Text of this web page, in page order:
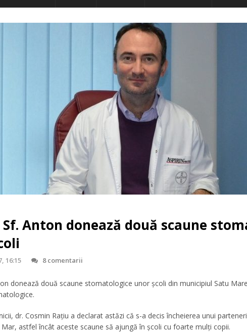
Anton donează două scaune
16:15 8 comentarii
donează două scaune stomatologice unor şcoli din municipiul Satu
dr. Cosmin Raţiu a declarat astăzi că s-a decis încheierea unui
Mar, astfel încât aceste scaune să ajungă în şcoli cu foarte mulţi copii.